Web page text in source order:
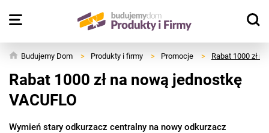
Budujemy Dom > Produkty i firmy > Promocje > Rabat 1000 zł
Rabat 1000 zł na nową jednostkę
VACUFLO
Wymień stary odkurzacz centralny na nowy odkurzacz